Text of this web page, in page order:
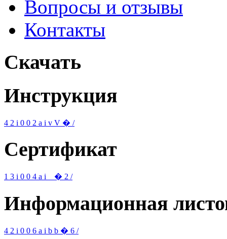
Вопросы и отзывы
Контакты
Скачать
Инструкция
4 2 i 0 0 2 a i v V � /
Сертификат
1 3 i 0 0 4 a i � 2 /
Информационная
4 2 i 0 0 6 a i b b � 6 /